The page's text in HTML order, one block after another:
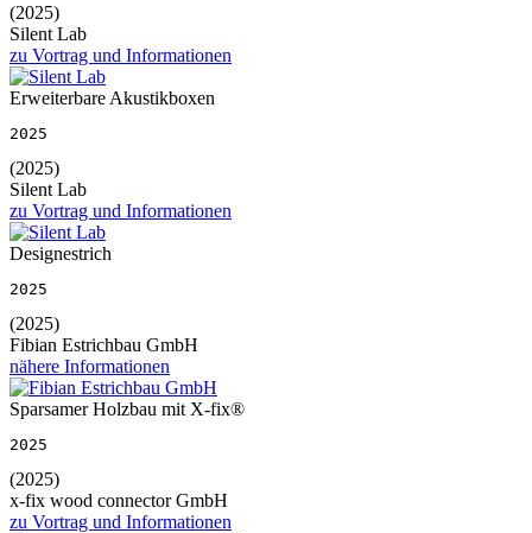
(2025)
Silent Lab
zu Vortrag und Informationen
Erweiterbare Akustikboxen
2025
(2025)
Silent Lab
zu Vortrag und Informationen
Designestrich
2025
(2025)
Fibian Estrichbau GmbH
nähere Informationen
Sparsamer Holzbau mit X-fix®
2025
(2025)
x-fix wood connector GmbH
zu Vortrag und Informationen